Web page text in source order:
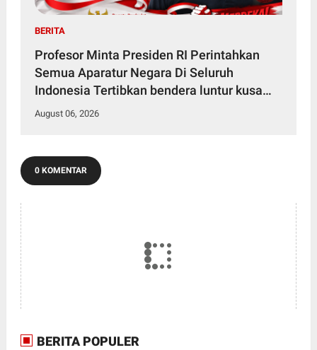
BERITA
Profesor Minta Presiden RI Perintahkan
Semua Aparatur Negara Di Seluruh
Indonesia Tertibkan bendera luntur kusam
dan Pasang Bendera Bercahaya Mewarnai
August 06, 2026
0 KOMENTAR
BERITA POPULER